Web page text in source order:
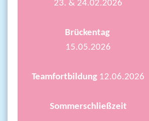
23. & 24.02.2026
Brückentag
15.05.2026
Teamfortbildung 12.06.2026
Sommerschließzeit